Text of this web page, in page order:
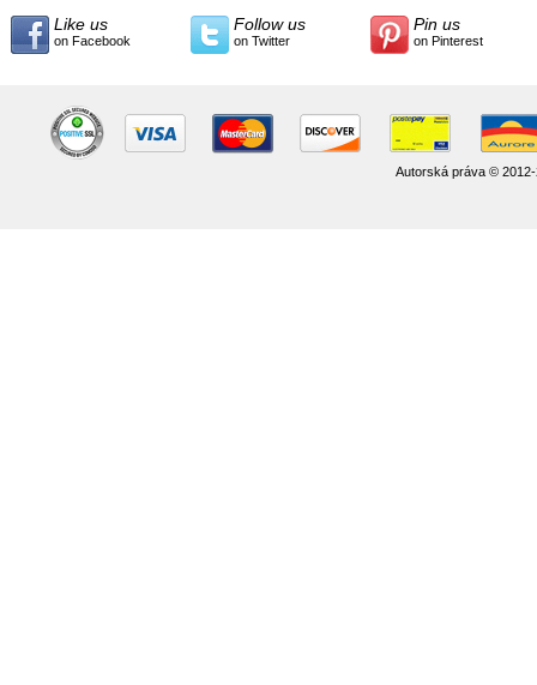
Like us
on Facebook
Follow us
on Twitter
Pin us
on Pinterest
Autorská práva ©